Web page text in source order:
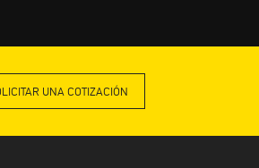
UNA COTIZACIÓN